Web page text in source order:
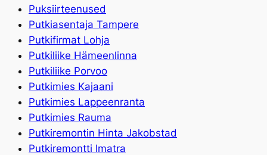
Puksiirteenused
Putkiasentaja Tampere
Putkifirmat Lohja
Putkiliike Hämeenlinna
Putkiliike Porvoo
Putkimies Kajaani
Putkimies Lappeenranta
Putkimies Rauma
Putkiremontin Hinta Jakobstad
Putkiremontti Imatra